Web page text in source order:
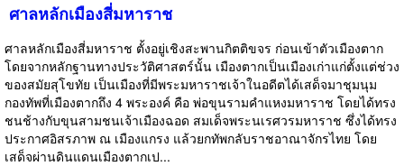
ศาลหลักเมืองสี่มหาราช
ศาลหลักเมืองสี่มหาราช ตั้งอยู่เชิงสะพานกิตติขจร ก่อนเข้าตัวเมืองตาก
โดยจากหลักฐานทางประวัติศาสตร์นั้น เมืองตากเป็นเมืองเก่าแก่ตั้งแต่ช่วง
ของสมัยสุโขทัย เป็นเมืองที่มีพระมหาราชเจ้าในอดีตได้เสด็จมาชุมนุม
กองทัพที่เมืองตากถึง 4 พระองค์ คือ พ่อขุนรามคำแหงมหาราช โดยได้ทรง
ชนช้างกับขุนสามชนเจ้าเมืองฉอด สมเด็จพระนเรศวรมหาราช ซึ่งได้ทรง
ประกาศอิสรภาพ ณ เมืองแกรง แล้วยกทัพกลับราชอาณาจักรไทย โดย
เสด็จผ่านดินแดนเมืองตากเป...